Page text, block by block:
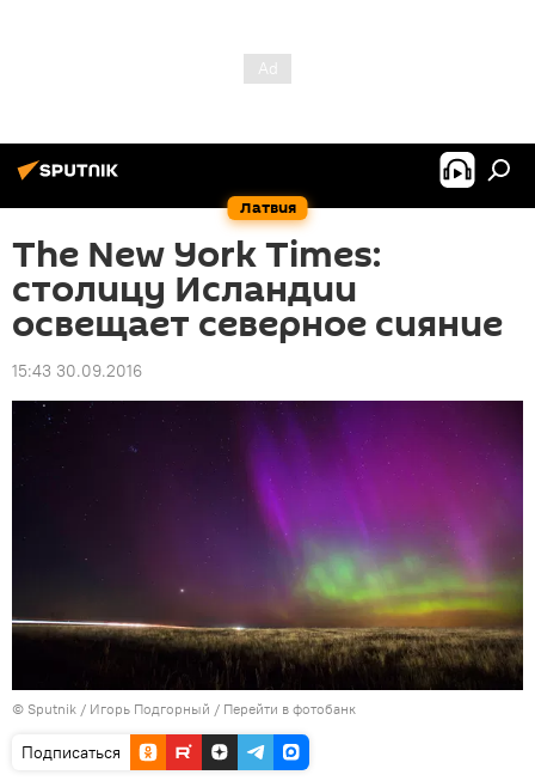
Латвия
The New York Times:
столицу Исландии
освещает северное сияние
15:43 30.09.2016
© Sputnik / Игорь Подгорный / Перейти в фотобанк
Подписаться